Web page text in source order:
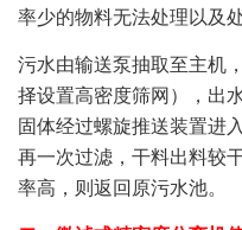
率少的物料无法处理以及
污水由输送泵抽取至主机
择设置高密度筛网），出
固体经过螺旋推送装置进
再一次过滤，干料出料较
率高，则返回原污水池。